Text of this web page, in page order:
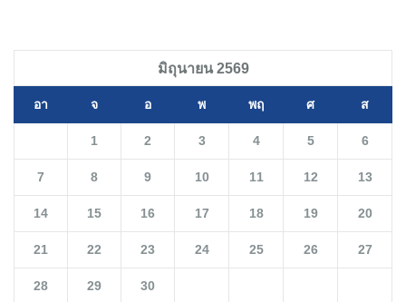
มิถุนายน 2569
อา จ อ พ พฤ ศ ส
1 2 3 4 5 6
7 8 9 10 11 12 13
14 15 16 17 18 19 20
21 22 23 24 25 26 27
28 29 30